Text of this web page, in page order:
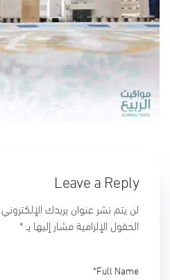
Leave a Reply
لن يتم نشر عنوان بريدك الإلكتروني.
الحقول الإلزامية مشار إليها بـ*
Full Name
*